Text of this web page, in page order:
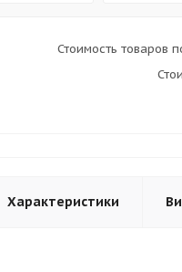
Стоимость товаров
Характеристики